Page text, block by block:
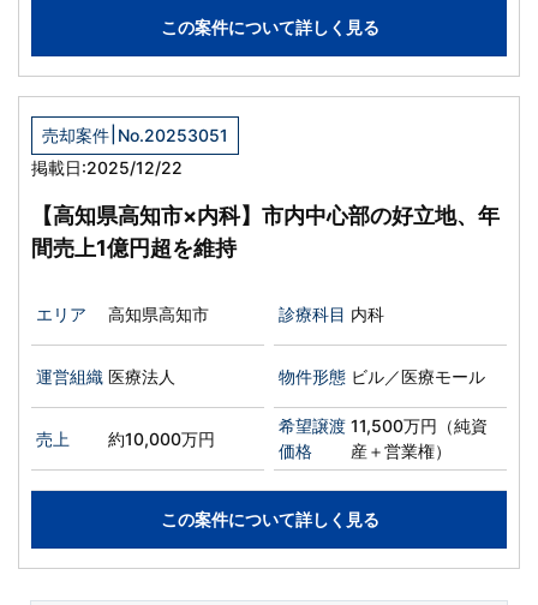
この案件について詳しく見る
売却案件 No.20253051
掲載日:2025/12/22
【高知県高知市×内科】市内中心部の好立地、年
間売上1億円超を維持
エリア 高知県高知市 診療科目 内科
運営組織 医療法人 物件形態 ビル／医療モール
売上 約10,000万円
希望譲渡
価格
11,500万円（純資
産＋営業権）
この案件について詳しく見る